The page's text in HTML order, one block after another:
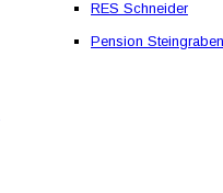
RES Schneider
Pension Steingraben